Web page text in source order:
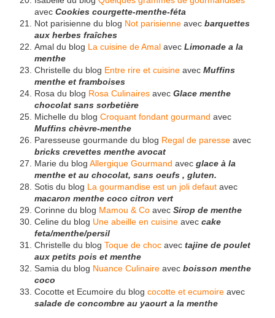
avec Cookies courgette-menthe-féta
Not parisienne du blog Not parisienne avec barquettes
aux herbes fraîches
Amal du blog La cuisine de Amal avec Limonade a la
menthe
Christelle du blog Entre rire et cuisine avec Muffins
menthe et framboises
Rosa du blog Rosa Culinaires avec Glace menthe
chocolat sans sorbetière
Michelle du blog Croquant fondant gourmand avec
Muffins chèvre-menthe
Paresseuse gourmande du blog Regal de paresse avec
bricks crevettes menthe avocat
Marie du blog Allergique Gourmand avec glace à la
menthe et au chocolat, sans oeufs , gluten.
Sotis du blog La gourmandise est un joli defaut avec
macaron menthe coco citron vert
Corinne du blog Mamou & Co avec Sirop de menthe
Celine du blog Une abeille en cuisine avec cake
feta/menthe/persil
Christelle du blog Toque de choc avec tajine de poulet
aux petits pois et menthe
Samia du blog Nuance Culinaire avec boisson menthe
coco
Cocotte et Ecumoire du blog cocotte et ecumoire avec
salade de concombre au yaourt a la menthe